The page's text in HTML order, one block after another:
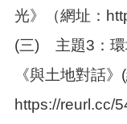
訊
息
公
告
活
光》（網址：
(三)
主題3：
《與土地對話》
https://reurl.cc/